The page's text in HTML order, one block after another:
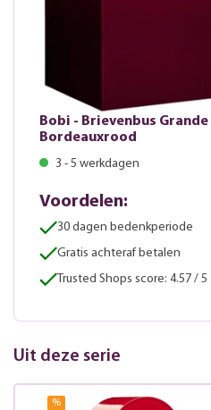
Bobi - Brievenbus Grande
Bordeauxrood
3 - 5 werkdagen
Voordelen:
30 dagen bedenkperiode
Gratis achteraf betalen
Trusted Shops score: 4.57 / 5
Uit deze serie
%